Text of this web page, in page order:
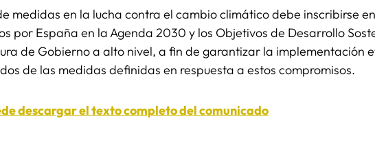
medidas en la lucha contra el cambio climático debe inscribirse
por España en la Agenda 2030 y los Objetivos de Desarrollo
de Gobierno a alto nivel, a fin de garantizar la implementación
de las medidas definidas en respuesta a estos compromisos.
descargar el texto completo del comunicado